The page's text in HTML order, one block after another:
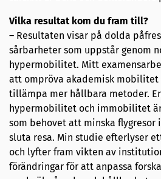
Vilka resultat kom du fram till?
– Resultaten visar på dolda
sårbarheter som uppstår genom
hypermobilitet. Mitt
att ompröva akademisk mobilitet
tillämpa mer hållbara metoder.
hypermobilitet och immobilitet
som behovet att minska
sluta resa. Min studie efterlyser
och lyfter fram vikten av
förändringar för att anpassa